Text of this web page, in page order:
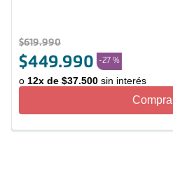
$619.990
$449.990 -27 %
o 12x de $37.500 sin interés